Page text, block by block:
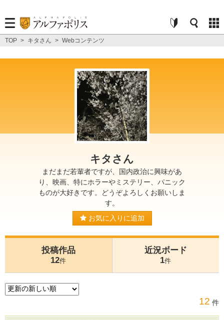
TOP > キタさん > Webコンテンツ
キタさん
まだまだ若輩者ですが、国内政治に興味があ
り、映画、特にホラーやミステリー、パニック
ものが大好きです。どうぞよろしくお願いしま
す。
お気に入りに追加
投稿作品
12件
近況ボード
1件
12 件